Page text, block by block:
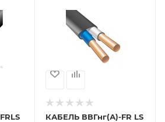
КАБЕЛЬ ВВГнг(А)-FR LS